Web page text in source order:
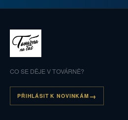
CO SE DĚJE V TOVÁRNĚ?
PŘIHLÁSIT K NOVINKÁM